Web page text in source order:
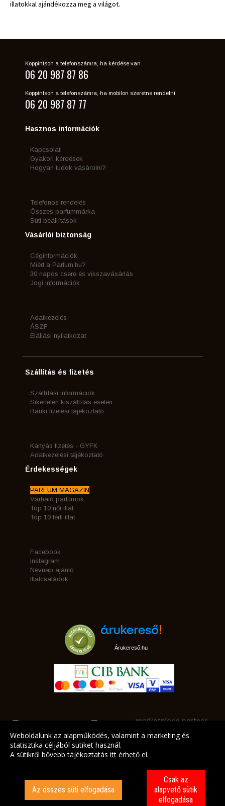
illatokkal ajándékozza meg a világot.
Koppintson a telefonszámra, ha kérdése van
06 20 987 87 86
Koppintson a telefonszámra, ha mobilon szeretne rendelni
06 20 987 87 77
Hasznos információk
Kapcsolat
Gyakori kérdések
Hogyan tudok vásárolni?
Telefonos rendelés
Összes parfummárka
Süti beállítások
Vásárlói biztonság
Céginformációk
Miért a Parfum.hu?
30 napos csere és visszavásárlás
Jogi információk
Adatkezelés
ÁSZF
Elállási nyilatkozat
Szállítás és fizetés
Szállítási információk
Sikertelen kiszállítás esetén
Banki fizetési tájékoztató
Kártyás fizetés - GYFK
Adatkezelési tájékoztató
Érdekességek
PARFÜM MAGAZIN
Várható parfümök
Top 10 női illat
Top 10 férfi illat
Facebook
Instagram
Névnap ajánló
Illatcsaládok
Árukereső.hu
marketplace partner
Weboldalunk az alapműködés, valamint a marketing és
statisztika céljából sütiket használ.
A sütikről bővebb tájékoztatás itt érhető el.
Az összes süti elfogadása
Csak az
alapvető sütik
elfogadása